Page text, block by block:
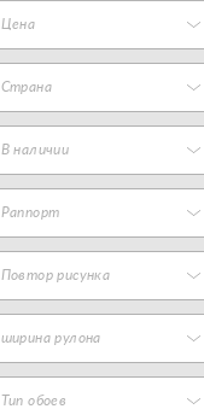
Цена
Страна
В наличии
Раппорт
Повтор рисунка
ширина рулона
Тип обоев